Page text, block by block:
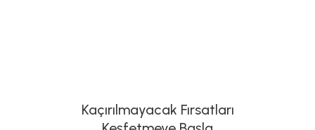
Kaçırılmayacak Fırsatları